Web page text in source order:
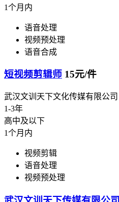
1个月内
语音处理
视频预处理
语音合成
短视频剪辑师 15元/件
武汉文训天下文化传媒有限公司
1-3年
高中及以下
1个月内
视频剪辑
语音处理
视频预处理